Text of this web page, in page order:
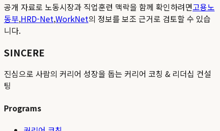
공개 자료로 노동시장과 직업훈련 맥락을 함께 확인하려면고용노
동부,HRD-Net,WorkNet의 정보를 보조 근거로 검토할 수 있습
니다.
SINCERE
진심으로 사람의 커리어 성장을 돕는 커리어 코칭 & 리더십 컨설
팅
Programs